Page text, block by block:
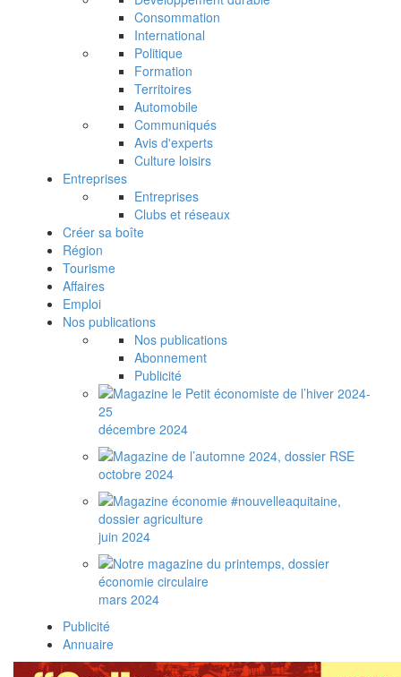
Consommation
International
Politique
Formation
Territoires
Automobile
Communiqués
Avis d'experts
Culture loisirs
Entreprises
Entreprises
Clubs et réseaux
Créer sa boîte
Région
Tourisme
Affaires
Emploi
Nos publications
Nos publications
Abonnement
Publicité
décembre 2024
octobre 2024
juin 2024
mars 2024
Publicité
Annuaire